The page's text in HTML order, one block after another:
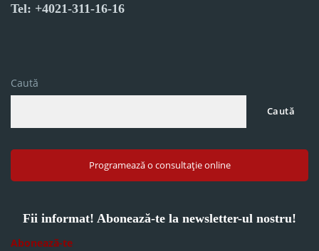
Tel: +4021-311-16-16
Caută
Caută
Programează o consultație online
Fii informat! Abonează-te la newsletter-ul nostru!
Abonează-te